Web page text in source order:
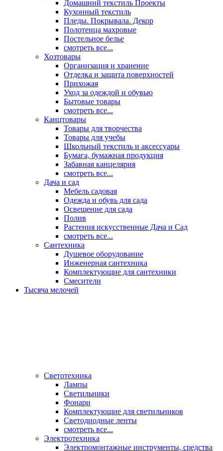
Домашний текстиль Проекты
Кухонный текстиль
Пледы. Покрывала. Декор
Полотенца махровые
Постельное белье
смотреть все...
Хозтовары
Организация и хранение
Отделка и защита поверхностей
Прихожая
Уход за одеждой и обувью
Бытовые товары
смотреть все...
Канцтовары
Товары для творчества
Товары для учебы
Школьный текстиль и аксессуары
Бумага, бумажная продукция
Забавная канцелярия
смотреть все...
Дача и сад
Мебель садовая
Одежда и обувь для сада
Освещение для сада
Полив
Растения искусственные Дача и Сад
смотреть все...
Сантехника
Душевое оборудование
Инженерная сантехника
Комплектующие для сантехники
Смесители
Тысяча мелочей
Светотехника
Лампы
Светильники
Фонари
Комплектующие для светильников
Светодиодные ленты
смотреть все...
Электротехника
Электромонтажные инструменты, средства